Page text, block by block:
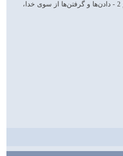
⬅️ - #زوال_نعمت‌ها، از ناحيه‌ى خود ماست، وگرنه سنّت خدا بر استمرار نعمت‌هاست. ذٰلِكَ بِأَنَّ اَللّٰهَ لَمْ يَكُ مُغَيِّراً نِعْمَةً‌ ... حَتّٰى يُغَيِّرُوا مٰا بِأَنْفُسِهِمْ‌ 2 - دادن‌ها و گرفتن‌ها از سوى خدا،